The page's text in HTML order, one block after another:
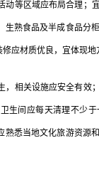
等区域应布局合理；
熟食品及半成食品分
应材质优良，宜体现地
相关设施应安全有效
生间应每天清理不少
悉当地文化旅游资源